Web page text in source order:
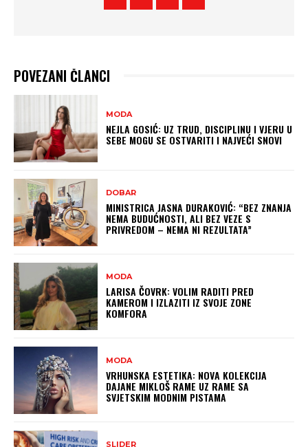
POVEZANI ČLANCI
MODA
NEJLA GOSIĆ: UZ TRUD, DISCIPLINU I VJERU U
SEBE MOGU SE OSTVARITI I NAJVEĆI SNOVI
DOBAR
MINISTRICA JASNA DURAKOVIĆ: “BEZ ZNANJA
NEMA BUDUĆNOSTI, ALI BEZ VEZE S
PRIVREDOM – NEMA NI REZULTATA”
MODA
LARISA ČOVRK: VOLIM RADITI PRED
KAMEROM I IZLAZITI IZ SVOJE ZONE
KOMFORA
MODA
VRHUNSKA ESTETIKA: NOVA KOLEKCIJA
DAJANE MIKLOŠ RAME UZ RAME SA
SVJETSKIM MODNIM PISTAMA
SLIDER